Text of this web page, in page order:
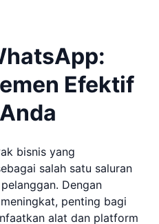
Efektif
bisnis yang
salah satu saluran
Dengan
penting bagi
alat dan platform